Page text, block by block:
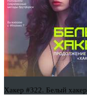
Хакер #322. Белый хакер